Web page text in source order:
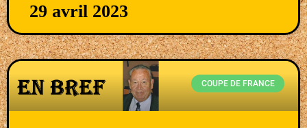
29 avril 2023
COUPE DE FRANCE